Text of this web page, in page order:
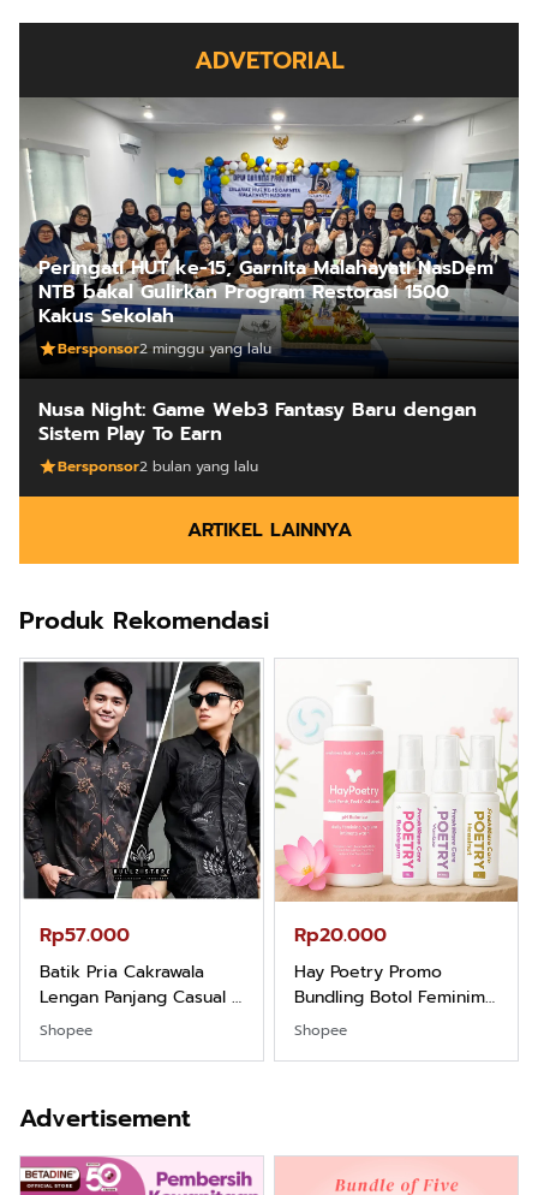
ADVETORIAL
Peringati HUT ke-15, Garnita Malahayati NasDem
NTB bakal Gulirkan Program Restorasi 1500
Kakus Sekolah
Bersponsor2 minggu yang lalu
Nusa Night: Game Web3 Fantasy Baru dengan
Sistem Play To Earn
Bersponsor2 bulan yang lalu
ARTIKEL LAINNYA
Produk Rekomendasi
Rp57.000
Batik Pria Cakrawala
Lengan Panjang Casual -
Kemeja Batik Pria
Santai Slimfit Formal
Shopee
Rp20.000
Hay Poetry Promo
Bundling Botol Feminim
Care Perawatan
Shopee
Advertisement